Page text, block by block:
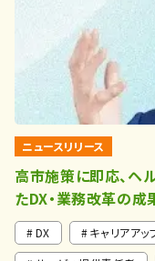
ニュースリリース
高市施策に即応、ヘ
たDX・業務改革の
DX キャリアアッ